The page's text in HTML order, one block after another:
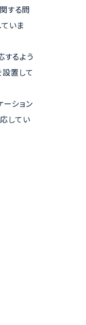
する問
いま
るよう
設置して
ーション
してい